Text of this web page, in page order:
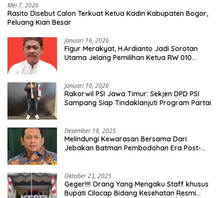
Mei 7, 2026
Rasito Disebut Calon Terkuat Ketua Kadin Kabupaten Bogor,
Peluang Kian Besar
Januari 16, 2026
Figur Merakyat, H.Ardianto Jadi Sorotan
Utama Jelang Pemilihan Ketua RW 010
Januari 10, 2026
Rakorwil PSI Jawa Timur: Sekjen DPD PSI
Sampang Siap Tindaklanjuti Program Partai
Desember 18, 2025
Melindungi Kewarasan Bersama Dari
Jebakan Batman Pembodohan Era Post-
Oktober 23, 2025
Geger!!!! Orang Yang Mengaku Staff khusus
Bupati Cilacap Bidang Kesehatan Resmi